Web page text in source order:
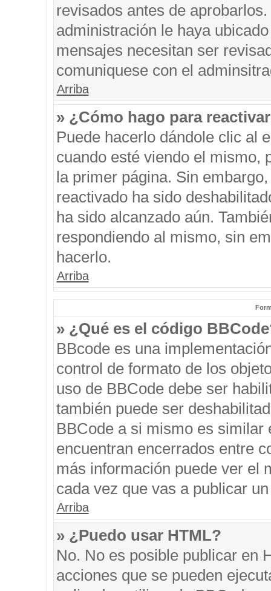
revisados antes de
administración le haya
mensajes necesitan ser
comuniquese con el
Arriba
» ¿Cómo hago para
Puede hacerlo dándole clic al
cuando esté viendo el mismo,
la primer página. Sin
reactivado ha sido
ha sido alcanzado aún.
respondiendo al mismo, sin
hacerlo.
Arriba
» ¿Qué es el código
BBcode es una
control de formato de los
uso de BBCode debe ser
también puede ser
BBCode a si mismo es
encuentran encerrados entre
más información puede ver el
cada vez que vas a publicar
Arriba
» ¿Puedo usar HTML?
No. No es posible publicar en
acciones que se pueden